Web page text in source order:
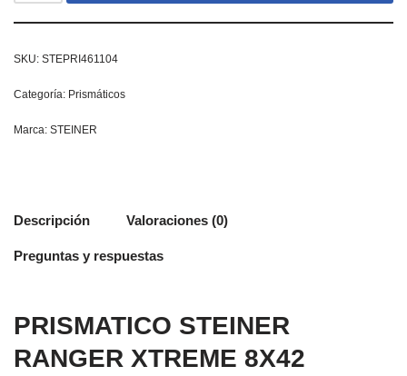
SKU: STEPRI461104
Categoría: Prismáticos
Marca: STEINER
Descripción Valoraciones (0)
Preguntas y respuestas
PRISMATICO STEINER
RANGER XTREME 8X42